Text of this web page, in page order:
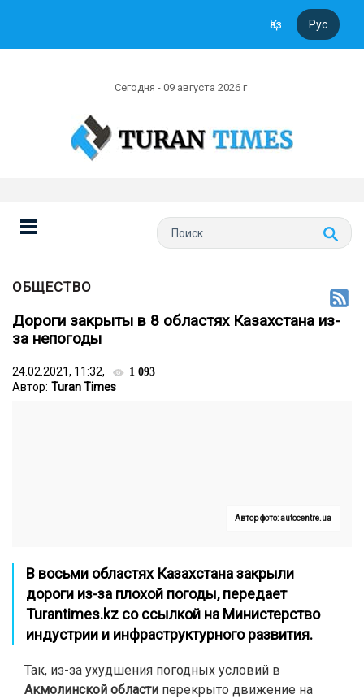
Қаз Рус
Сегодня - 09 августа 2026 г
ОБЩЕСТВО
Дороги закрыты в 8 областях Казахстана из-
за непогоды
24.02.2021, 11:32, 1 093
Автор: Turan Times
Автор фото: autocentre.ua
В восьми областях Казахстана закрыли
дороги из-за плохой погоды, передает
Turantimes.kz со ссылкой на Министерство
индустрии и инфраструктурного развития.
Так, из-за ухудшения погодных условий в
Акмолинской области перекрыто движение на